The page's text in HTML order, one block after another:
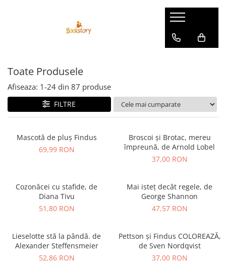
Carte copii - recomandări ALINAre
Carte adulți
Carte copii - raftul BookTruck
Miau-Miau
Pettson și Findus
Vouchere Cadou
Toate Produsele
Afiseaza: 1-24 din 87 produse
FILTRE
Mascotă de pluș Findus
69,99 RON
Broscoi și Brotac, mereu
împreună, de Arnold Lobel
37,00 RON
Cozonăcei cu stafide, de
Diana Tivu
51,80 RON
Mai isteț decât regele, de
George Shannon
47,57 RON
Lieselotte stă la pândă. de
Alexander Steffensmeier
52,86 RON
Pettson și Findus COLOREAZĂ,
de Sven Nordqvist
37,00 RON